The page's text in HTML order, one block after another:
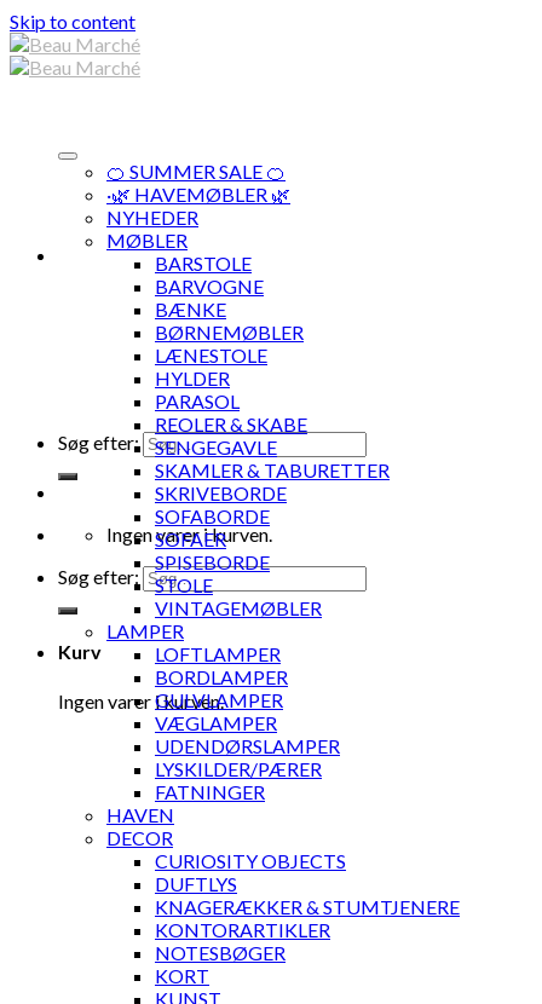
Skip to content
Søg efter:
Ingen varer i kurven.
Søg efter:
Kurv
Ingen varer i kurven.
🍊 SUMMER SALE 🍊
·🌿 HAVEMØBLER 🌿
NYHEDER
MØBLER
BARSTOLE
BARVOGNE
BÆNKE
BØRNEMØBLER
LÆNESTOLE
HYLDER
PARASOL
REOLER & SKABE
SENGEGAVLE
SKAMLER & TABURETTER
SKRIVEBORDE
SOFABORDE
SOFAER
SPISEBORDE
STOLE
VINTAGEMØBLER
LAMPER
LOFTLAMPER
BORDLAMPER
GULVLAMPER
VÆGLAMPER
UDENDØRSLAMPER
LYSKILDER/PÆRER
FATNINGER
HAVEN
DECOR
CURIOSITY OBJECTS
DUFTLYS
KNAGERÆKKER & STUMTJENERE
KONTORARTIKLER
NOTESBØGER
KORT
KUNST